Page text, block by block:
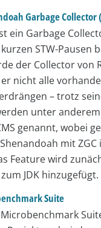
Garbage
ein Garbage
STW-Pausen
der Collector von
nicht alle
– trotz
unter
genannt, wobei
mit
Feature wird
JDK hinzugefügt.
Suite